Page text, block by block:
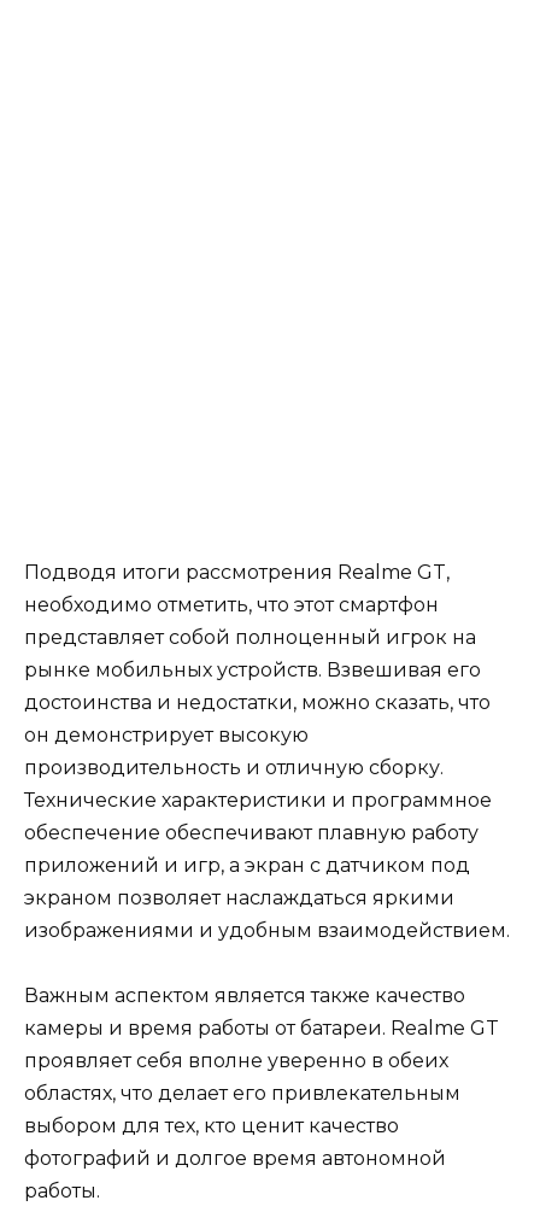
Подводя итоги рассмотрения Realme GT,
необходимо отметить, что этот смартфон
представляет собой полноценный игрок на
рынке мобильных устройств. Взвешивая его
достоинства и недостатки, можно сказать, что
он демонстрирует высокую
производительность и отличную сборку.
Технические характеристики и программное
обеспечение обеспечивают плавную работу
приложений и игр, а экран с датчиком под
экраном позволяет наслаждаться яркими
изображениями и удобным взаимодействием.
Важным аспектом является также качество
камеры и время работы от батареи. Realme GT
проявляет себя вполне уверенно в обеих
областях, что делает его привлекательным
выбором для тех, кто ценит качество
фотографий и долгое время автономной
работы.